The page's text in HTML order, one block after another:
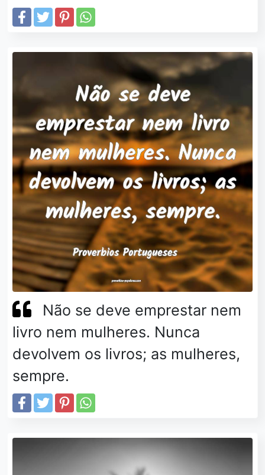
Não se deve emprestar nem
livro nem mulheres. Nunca
devolvem os livros; as mulheres,
sempre.